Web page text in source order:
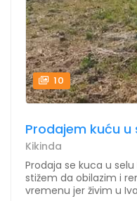
10
Prodajem kuću u
Kikinda
Prodaja se kuca u
stižem da obilazim i
vremenu jer živim u